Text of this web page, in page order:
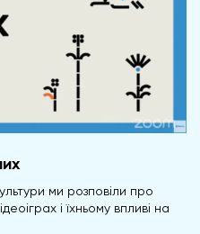
ми розповіли про
і їхньому впливі на